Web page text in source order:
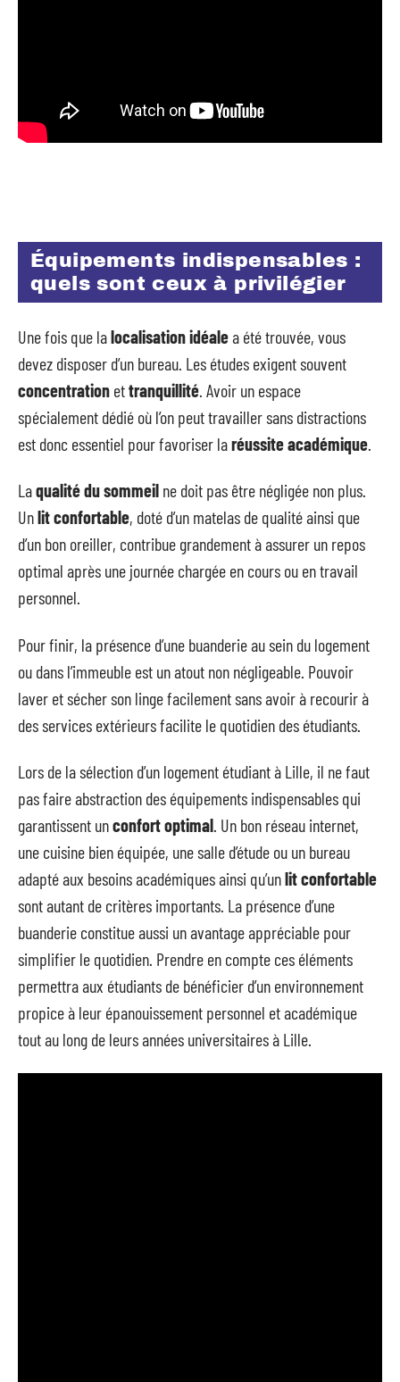
Équipements indispensables :
quels sont ceux à privilégier
Une fois que lalocalisation idéalea été trouvée, vous
devez disposer d’un bureau. Les études exigent souvent
concentration ettranquillité . Avoir un espace
spécialement dédié où l’on peut travailler sans distractions
est donc essentiel pour favoriser laréussite académique
Laqualité du sommeil ne doit pas être négligée non plus.
Unlit confortable, doté d’un matelas de qualité ainsi que
d’un bon oreiller, contribue grandement à assurer un repos
optimal après une journée chargée en cours ou en travail
personnel.
Pour finir, la présence d’une buanderie au sein du logement
ou dans l’immeuble est un atout non négligeable. Pouvoir
laver et sécher son linge facilement sans avoir à recourir à
des services extérieurs facilite le quotidien des étudiants.
Lors de la sélection d’un logement étudiant à Lille, il ne faut
pas faire abstraction des équipements indispensables qui
garantissent unconfort optimal. Un bon réseau internet,
une cuisine bien équipée, une salle d’étude ou un bureau
adapté aux besoins académiques ainsi qu’unlit confortable
sont autant de critères importants. La présence d’une
buanderie constitue aussi un avantage appréciable pour
simplifier le quotidien. Prendre en compte ces éléments
permettra aux étudiants de bénéficier d’un environnement
propice à leur épanouissement personnel et académique
tout au long de leurs années universitaires à Lille.